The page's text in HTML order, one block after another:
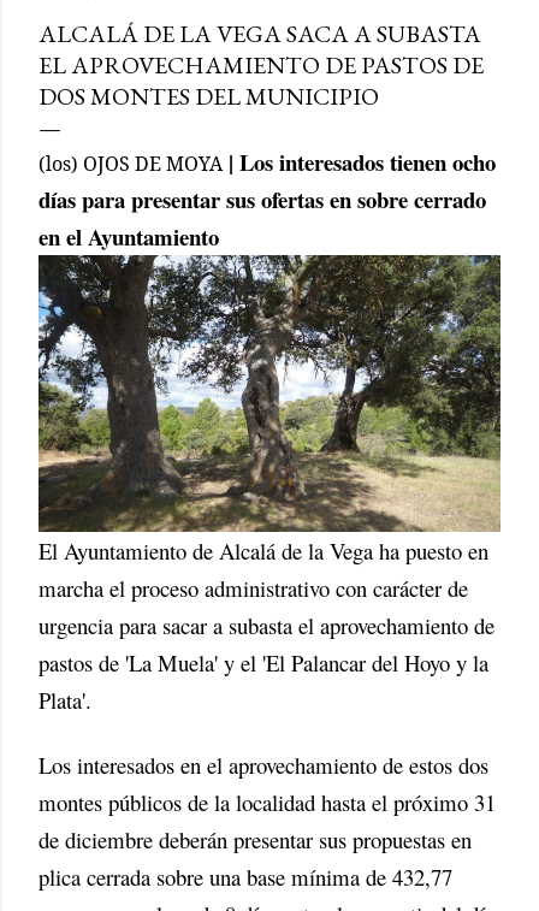
ALCALÁ DE LA VEGA SACA A SUBASTA
EL APROVECHAMIENTO DE PASTOS DE
DOS MONTES DEL MUNICIPIO
(los) OJOS DE MOYA| Los interesados tienen ocho
días para presentar sus ofertas en sobre cerrado
en el Ayuntamiento
El Ayuntamiento de Alcalá de la Vega ha puesto en
marcha el proceso administrativo con carácter de
urgencia para sacar a subasta el aprovechamiento de
pastos de 'La Muela' y el 'El Palancar del Hoyo y la
Plata'.
Los interesados en el aprovechamiento de estos dos
montes públicos de la localidad hasta el próximo 31
de diciembre deberán presentar sus propuestas en
plica cerrada sobre una base mínima de 432,77